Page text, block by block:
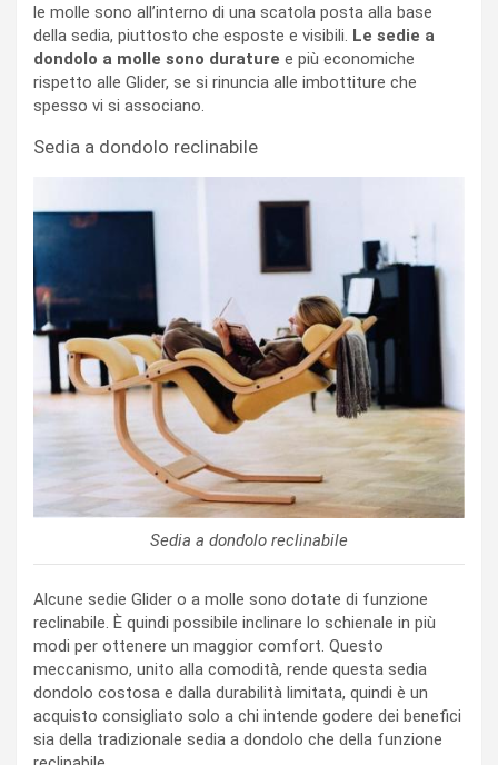
le molle sono all’interno di una scatola posta alla base
della sedia, piuttosto che esposte e visibili. Le sedie a
dondolo a molle sono durature e più economiche
rispetto alle Glider, se si rinuncia alle imbottiture che
spesso vi si associano.
Sedia a dondolo reclinabile
Sedia a dondolo reclinabile
Alcune sedie Glider o a molle sono dotate di funzione
reclinabile. È quindi possibile inclinare lo schienale in più
modi per ottenere un maggior comfort. Questo
meccanismo, unito alla comodità, rende questa sedia
dondolo costosa e dalla durabilità limitata, quindi è un
acquisto consigliato solo a chi intende godere dei benefici
sia della tradizionale sedia a dondolo che della funzione